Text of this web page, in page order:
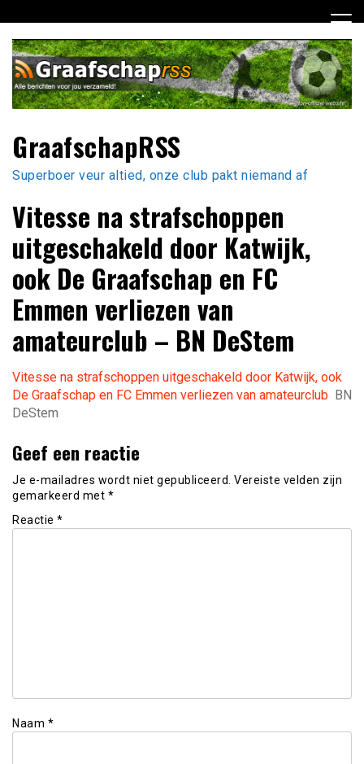
naar
inhoud
GraafschapRSS
Superboer veur altied, onze club pakt niemand af
Vitesse na strafschoppen
uitgeschakeld door Katwijk,
ook De Graafschap en FC
Emmen verliezen van
amateurclub – BN DeStem
Vitesse na strafschoppen uitgeschakeld door Katwijk, ook
De Graafschap en FC Emmen verliezen van amateurclub BN
DeStem
Geef een reactie
Je e-mailadres wordt niet gepubliceerd. Vereiste velden zijn
gemarkeerd met *
Reactie *
Naam *